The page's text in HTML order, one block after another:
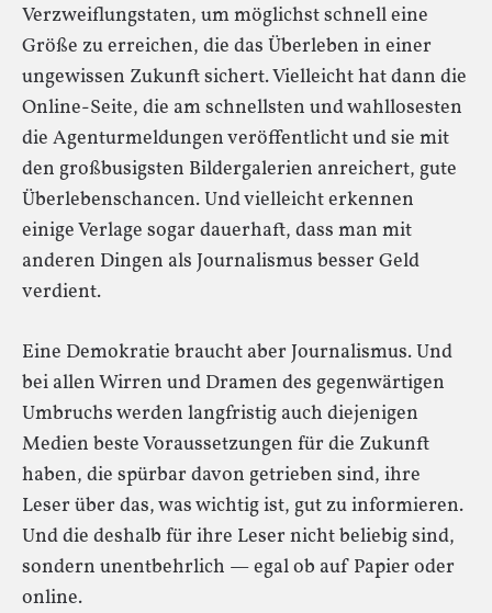
Verzweiflungstaten, um möglichst schnell eine
Größe zu erreichen, die das Überleben in einer
ungewissen Zukunft sichert. Vielleicht hat dann die
Online-Seite, die am schnellsten und wahllosesten
die Agenturmeldungen veröffentlicht und sie mit
den großbusigsten Bildergalerien anreichert, gute
Überlebenschancen. Und vielleicht erkennen
einige Verlage sogar dauerhaft, dass man mit
anderen Dingen als Journalismus besser Geld
verdient.
Eine Demokratie braucht aber Journalismus. Und
bei allen Wirren und Dramen des gegenwärtigen
Umbruchs werden langfristig auch diejenigen
Medien beste Voraussetzungen für die Zukunft
haben, die spürbar davon getrieben sind, ihre
Leser über das, was wichtig ist, gut zu informieren.
Und die deshalb für ihre Leser nicht beliebig sind,
sondern unentbehrlich — egal ob auf Papier oder
online.